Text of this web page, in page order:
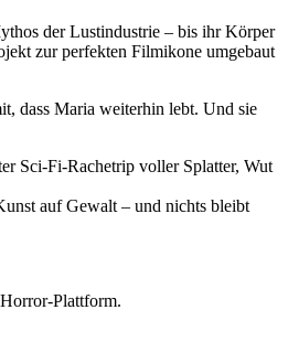
der Lustindustrie – bis ihr Körper
zur perfekten Filmikone umgebaut
dass Maria weiterhin lebt. Und sie
Sci-Fi-Rachetrip voller Splatter, Wut
auf Gewalt – und nichts bleibt
Plattform.